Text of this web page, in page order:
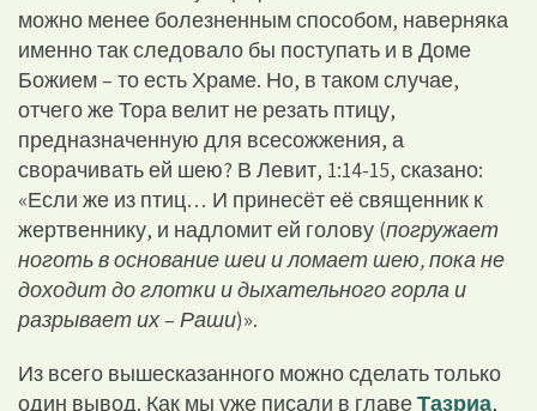
можно менее болезненным способом, наверняка
именно так следовало бы поступать и в Доме
Божием – то есть Храме. Но, в таком случае,
отчего же Тора велит не резать птицу,
предназначенную для всесожжения, а
сворачивать ей шею? В Левит, 1:14-15, сказано:
«Если же из птиц… И принесёт её священник к
жертвеннику, и надломит ей голову (погружает
ноготь в основание шеи и ломает шею, пока не
доходит до глотки и дыхательного горла и
разрывает их– Раши)».
Из всего вышесказанного можно сделать только
один вывод. Как мы уже писали в главеТазриа,